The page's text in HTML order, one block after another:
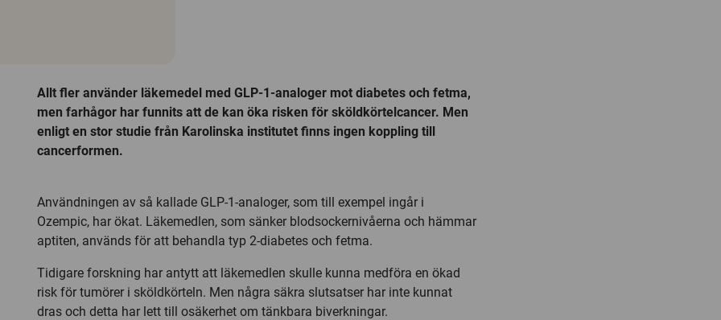
Allt fler använder läkemedel med GLP-1-analoger mot diabetes och fetma,
men farhågor har funnits att de kan öka risken för sköldkörtelcancer. Men
enligt en stor studie från Karolinska institutet finns ingen koppling till
cancerformen.
Användningen av så kallade GLP-1-analoger, som till exempel ingår i
Ozempic, har ökat. Läkemedlen, som sänker blodsockernivåerna och hämmar
aptiten, används för att behandla typ 2-diabetes och fetma.
Tidigare forskning har antytt att läkemedlen skulle kunna medföra en ökad
risk för tumörer i sköldkörteln. Men några säkra slutsatser har inte kunnat
dras och detta har lett till osäkerhet om tänkbara biverkningar.